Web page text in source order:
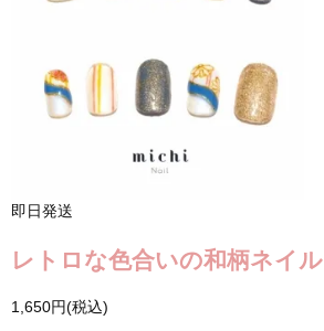
即日発送
レトロな色合いの和柄ネイル
1,650円(税込)